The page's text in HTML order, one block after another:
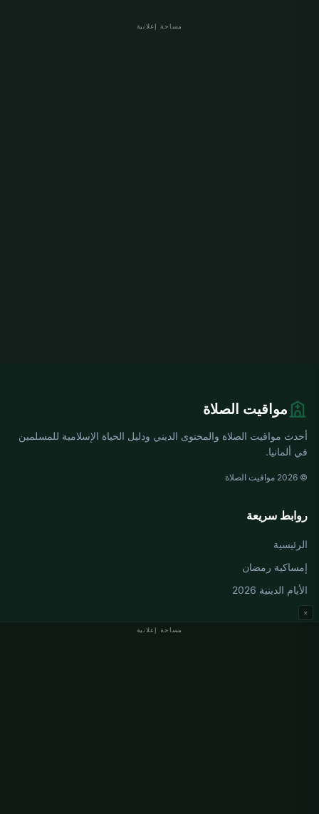
مساحة إعلانية
مساحة إعلانية
×
مواقيت الصلاة
أحدث مواقيت الصلاة والمحتوى الديني ودليل الحياة الإسلامية للمسلمين
في ألمانيا.
© 2026 مواقيت الصلاة
روابط سريعة
الرئيسية
إمساكية رمضان
الأيام الدينية 2026